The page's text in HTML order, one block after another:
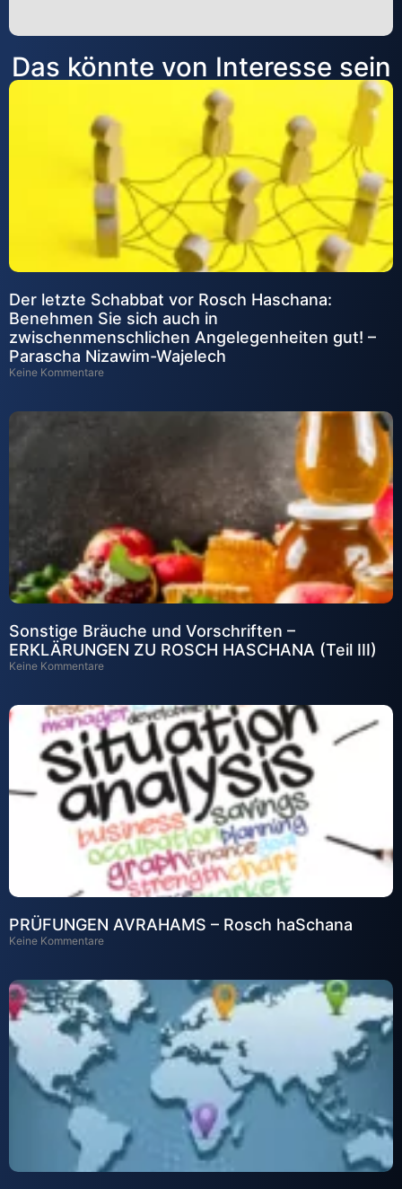
Alternative:
Das könnte von Interesse sein
Der letzte Schabbat vor Rosch Haschana:
Benehmen Sie sich auch in
zwischenmenschlichen Angelegenheiten gut! –
Parascha Nizawim-Wajelech
Keine Kommentare
Sonstige Bräuche und Vorschriften –
ERKLÄRUNGEN ZU ROSCH HASCHANA (Teil III)
Keine Kommentare
PRÜFUNGEN AVRAHAMS – Rosch haSchana
Keine Kommentare